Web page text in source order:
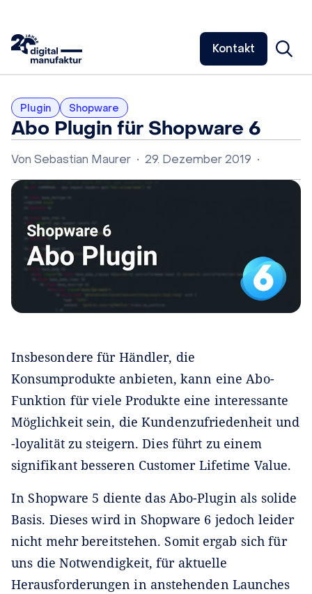
Kontakt
Plugin Shopware
Abo Plugin für Shopware 6
Von Sebastian Maurer • 29. Dezember 2019 •
Insbesondere für Händler, die
Konsumprodukte anbieten, kann eine Abo-
Funktion für viele Produkte eine interessante
Möglichkeit sein, die Kundenzufriedenheit und
-loyalität zu steigern. Dies führt zu einem
signifikant besseren Customer Lifetime Value.
In Shopware 5 diente das Abo-Plugin als solide
Basis. Dieses wird in Shopware 6 jedoch leider
nicht mehr bereitstehen. Somit ergab sich für
uns die Notwendigkeit, für aktuelle
Herausforderungen in anstehenden Launches